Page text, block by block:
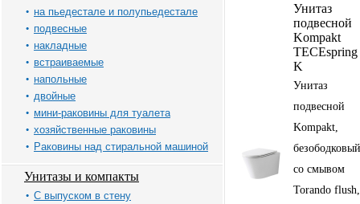
на пьедестале и полупьедестале
подвесные
накладные
встраиваемые
напольные
двойные
мини-раковины для туалета
хозяйственные раковины
Раковины над стиральной машиной
Унитазы и компакты
С выпуском в стену
Унитаз
подвесной
Kompakt
TECEspring
K
Унитаз
подвесной
Kompakt,
со смывом
Torando flush,